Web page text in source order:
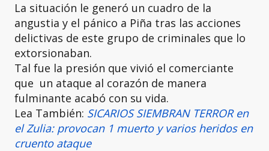
La situación le generó un cuadro de la
angustia y el pánico a Piña tras las acciones
delictivas de este grupo de criminales que lo
extorsionaban.
Tal fue la presión que vivió el comerciante
que un ataque al corazón de manera
fulminante acabó con su vida.
Lea También: SICARIOS SIEMBRAN TERROR en
el Zulia: provocan 1 muerto y varios heridos en
cruento ataque